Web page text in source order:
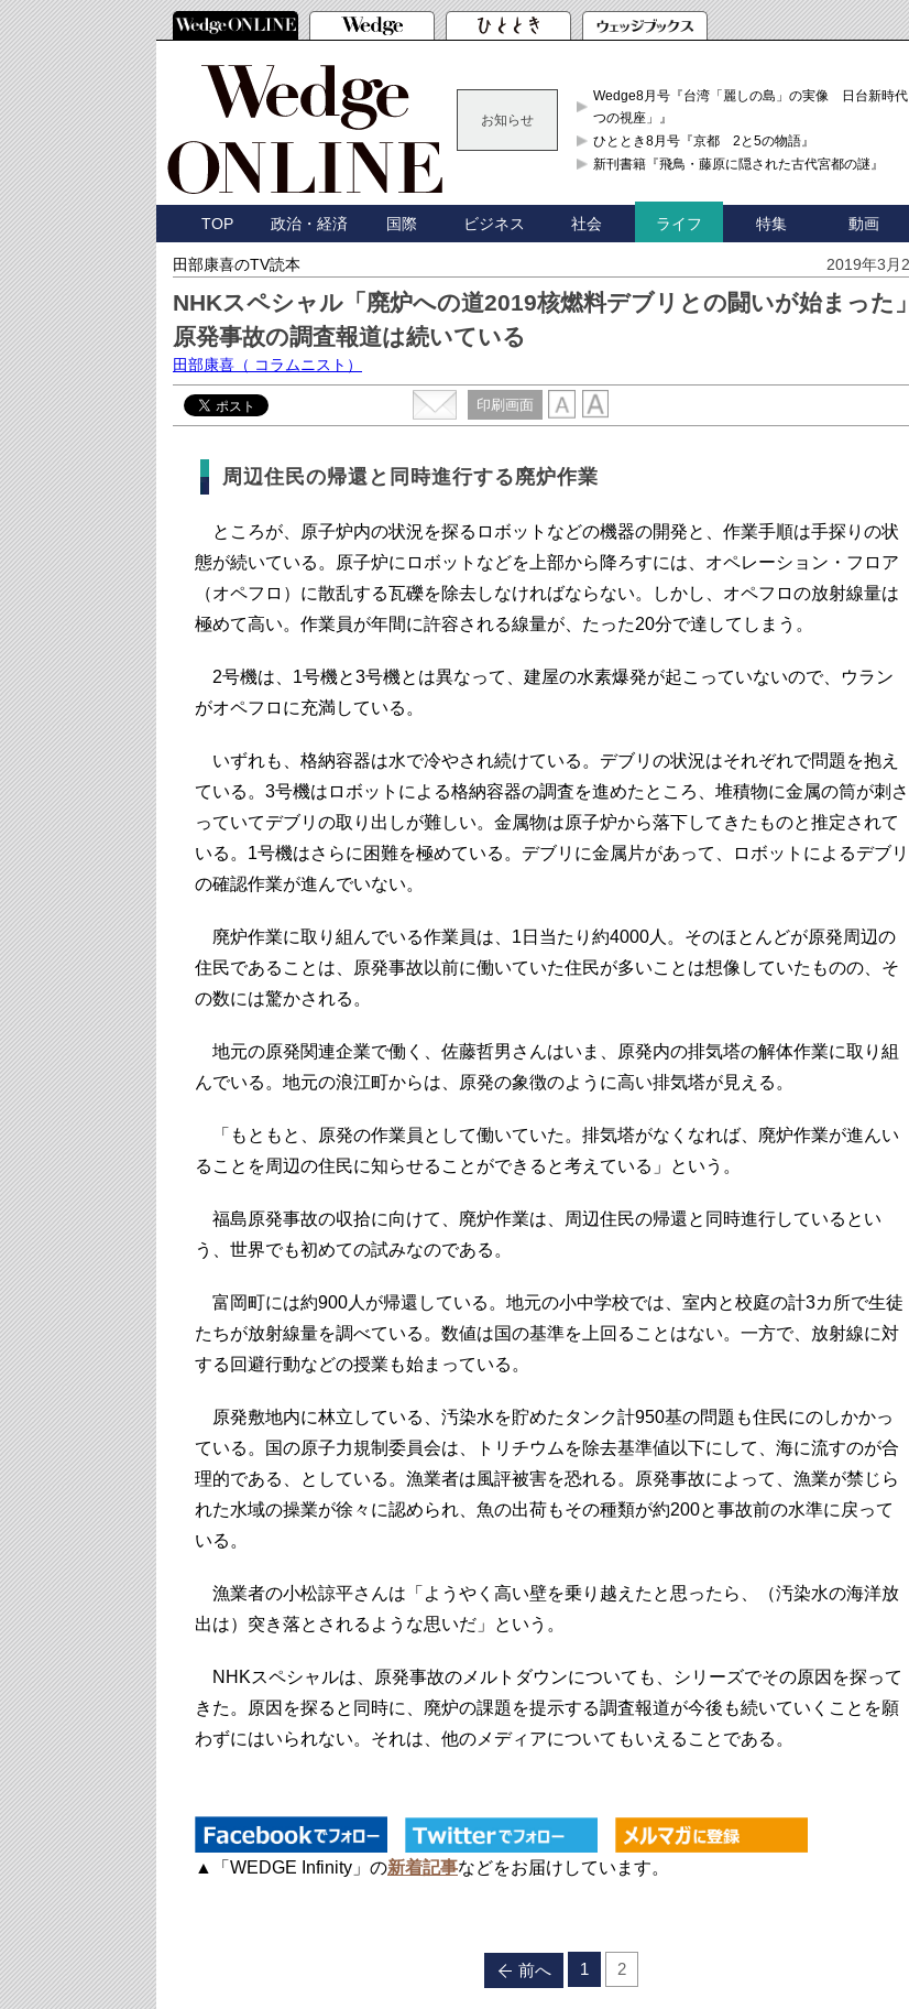
お知らせ
Wedge8月号『台湾「麗しの島」の実像 日台新時代
つの視座」』
ひととき8月号『京都 2と5の物語』
新刊書籍『飛鳥・藤原に隠された古代宮都の謎』
TOP 政治・経済 国際 ビジネス 社会 ライフ 特集 動画
田部康喜のTV読本 2019年3月
NHKスペシャル「廃炉への道2019核燃料デブリとの闘いが始まった」
原発事故の調査報道は続いている
田部康喜 （ コラムニスト）
印刷画面
周辺住民の帰還と同時進行する廃炉作業
ところが、原子炉内の状況を探るロボットなどの機器の開発と、作業手順は手探りの状
態が続いている。原子炉にロボットなどを上部から降ろすには、オペレーション・フロア
（オペフロ）に散乱する瓦礫を除去しなければならない。しかし、オペフロの放射線量は
極めて高い。作業員が年間に許容される線量が、たった20分で達してしまう。
2号機は、1号機と3号機とは異なって、建屋の水素爆発が起こっていないので、ウラン
がオペフロに充満している。
いずれも、格納容器は水で冷やされ続けている。デブリの状況はそれぞれで問題を抱え
ている。3号機はロボットによる格納容器の調査を進めたところ、堆積物に金属の筒が刺さ
っていてデブリの取り出しが難しい。金属物は原子炉から落下してきたものと推定されて
いる。1号機はさらに困難を極めている。デブリに金属片があって、ロボットによるデブリ
の確認作業が進んでいない。
廃炉作業に取り組んでいる作業員は、1日当たり約4000人。そのほとんどが原発周辺の
住民であることは、原発事故以前に働いていた住民が多いことは想像していたものの、そ
の数には驚かされる。
地元の原発関連企業で働く、佐藤哲男さんはいま、原発内の排気塔の解体作業に取り組
んでいる。地元の浪江町からは、原発の象徴のように高い排気塔が見える。
「もともと、原発の作業員として働いていた。排気塔がなくなれば、廃炉作業が進んい
ることを周辺の住民に知らせることができると考えている」という。
福島原発事故の収拾に向けて、廃炉作業は、周辺住民の帰還と同時進行しているとい
う、世界でも初めての試みなのである。
富岡町には約900人が帰還している。地元の小中学校では、室内と校庭の計3カ所で生徒
たちが放射線量を調べている。数値は国の基準を上回ることはない。一方で、放射線に対
する回避行動などの授業も始まっている。
原発敷地内に林立している、汚染水を貯めたタンク計950基の問題も住民にのしかかっ
ている。国の原子力規制委員会は、トリチウムを除去基準値以下にして、海に流すのが合
理的である、としている。漁業者は風評被害を恐れる。原発事故によって、漁業が禁じら
れた水域の操業が徐々に認められ、魚の出荷もその種類が約200と事故前の水準に戻って
いる。
漁業者の小松諒平さんは「ようやく高い壁を乗り越えたと思ったら、（汚染水の海洋放
出は）突き落とされるような思いだ」という。
NHKスペシャルは、原発事故のメルトダウンについても、シリーズでその原因を探って
きた。原因を探ると同時に、廃炉の課題を提示する調査報道が今後も続いていくことを願
わずにはいられない。それは、他のメディアについてもいえることである。
▲「WEDGE Infinity」の新着記事などをお届けしています。
前へ 1 2